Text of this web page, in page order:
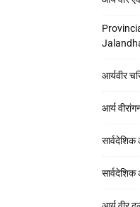
आर्यवीर
आर्य
सार्वदेशिक
सार्वदेशिक